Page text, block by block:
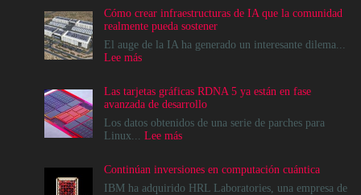
Cómo crear infraestructuras de IA que la comunidad
realmente pueda sostener
El auge de la IA ha generado un interesante dilema...
Lee más:
infraestructuras
de
IA
que
realmente
pueda
Las tarjetas gráficas RDNA 5 ya están en fase
avanzada de desarrollo
Los datos obtenidos de una serie de parches para
Linux... Lee más:
gráficas
RDNA
Continúan inversiones en computación cuántica
IBM ha adquirido HRL Laboratories, una empresa de